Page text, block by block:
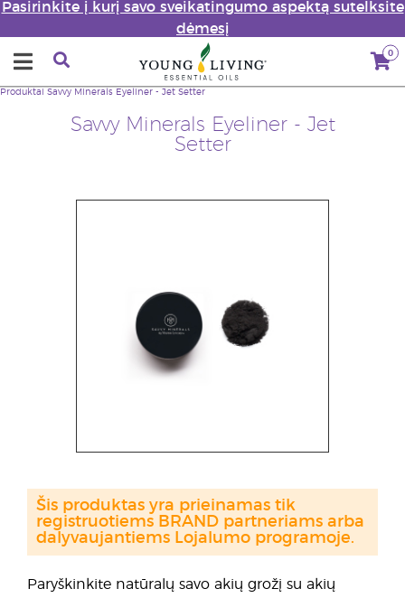
Pasirinkite į kurį savo sveikatingumo aspektą sutelksite
dėmesį
0
Savvy Minerals Eyeliner - Jet
Setter
Produktai Savvy Minerals Eyeliner - Jet Setter
Paryškinkite natūralų savo akių grožį su akių
Šis produktas yra prieinamas tik
registruotiems BRAND partneriams arba
dalyvaujantiems Lojalumo programoje.